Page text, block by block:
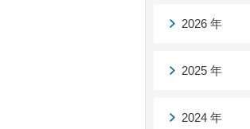
2026 年
2025 年
2024 年